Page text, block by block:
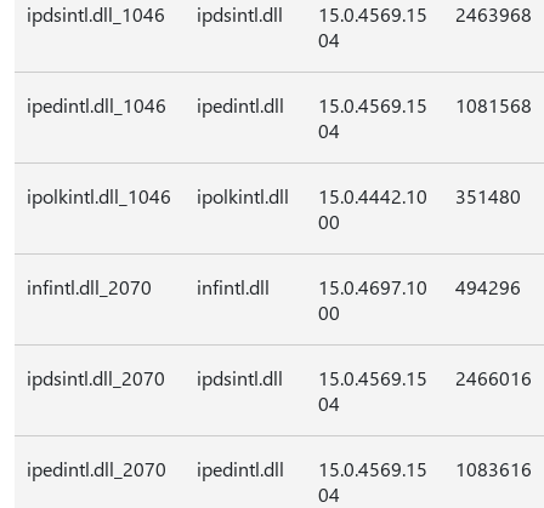
ipdsintl.dll_1046 ipdsintl.dll
15.0.4569.15
04
2463968
ipedintl.dll_1046 ipedintl.dll
15.0.4569.15
04
1081568
ipolkintl.dll_1046 ipolkintl.dll
15.0.4442.10
00
351480
infintl.dll_2070 infintl.dll
15.0.4697.10
00
494296
ipdsintl.dll_2070 ipdsintl.dll
15.0.4569.15
04
2466016
ipedintl.dll_2070 ipedintl.dll
15.0.4569.15
04
1083616